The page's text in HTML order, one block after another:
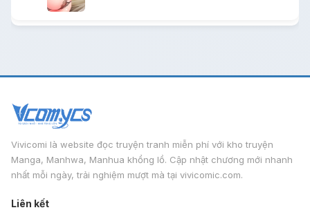
Vivicomi là website đọc truyện tranh miễn phí với kho truyện
Manga, Manhwa, Manhua khổng lồ. Cập nhật chương mới nhanh
nhất mỗi ngày, trải nghiệm mượt mà tại vivicomic.com.
Liên kết